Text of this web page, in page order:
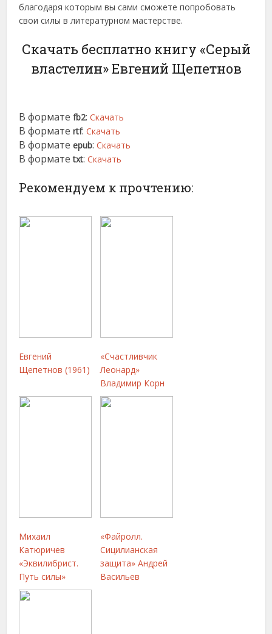
благодаря которым вы сами сможете попробовать
свои силы в литературном мастерстве.
Скачать бесплатно книгу «Серый
властелин» Евгений Щепетнов
В форматеfb2:Скачать
В форматеrtf:Скачать
В форматеepub:Скачать
В форматеtxt:Скачать
Рекомендуем к прочтению:
Евгений
Щепетнов (1961)
«Счастливчик
Леонард»
Владимир Корн
Михаил
Катюричев
«Эквилибрист.
Путь силы»
«Файролл.
Сицилианская
защита» Андрей
Васильев